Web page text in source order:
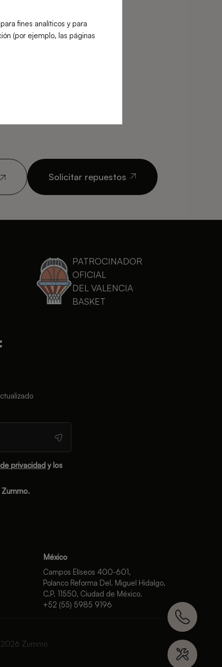
Solicitar repuestos
PATROCINADOR
OFICIAL
DEL VALENCIA
BASKET
privacidad y los
México
Campos Elíseos 400-601,
Polanco Reforma Del. Miguel Hidalgo,
C.P. 11550, Ciudad de México.
+52 (55) 5985 9196
Zummo
fines analíticos y para
(por ejemplo, las páginas